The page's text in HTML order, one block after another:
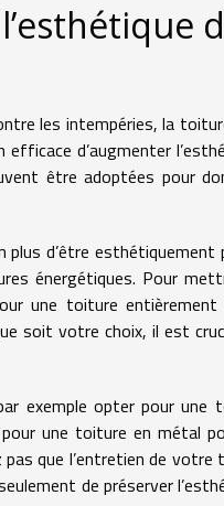
les intempéries, la
d’augmenter
être adoptées pour
d’être
énergétiques. Pour
une toiture entièrement
soit votre choix, il est
exemple opter pour une
une toiture en métal
pas que l’entretien de
de préserver